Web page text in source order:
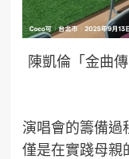
陳凱倫「金曲
演唱會的籌備過
僅是在實踐母親